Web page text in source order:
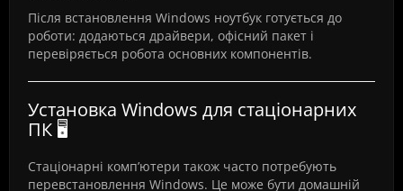
Після встановлення Windows ноутбук готується до
роботи: додаються драйвери, офісний пакет і
перевіряється робота основних компонентів.
Установка Windows для стаціонарних
ПК 🖥️
Стаціонарні комп’ютери також часто потребують
перевстановлення Windows. Це може бути домашній